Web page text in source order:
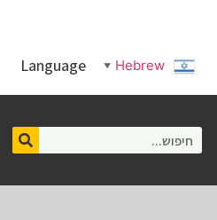
Hebrew
▼
Language